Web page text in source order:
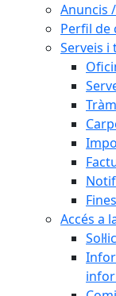
Anuncis
Perfil de
Serveis i
Accés a